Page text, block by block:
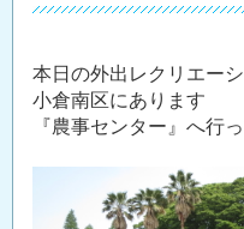
本日の外出レクリエー
小倉南区にあります
『農事センター』へ行